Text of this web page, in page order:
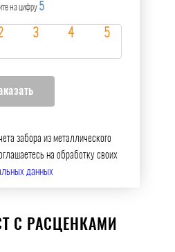
на цифру 5
забора из металлического
на обработку своих
данных
С РАСЦЕНКАМИ